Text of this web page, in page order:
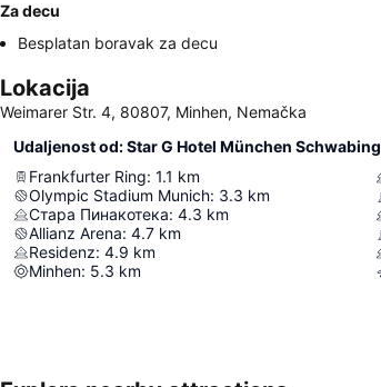
Za decu
Besplatan boravak za decu
Lokacija
Weimarer Str. 4, 80807, Minhen, Nemačka
Udaljenost od: Star G Hotel München Schwabing
Frankfurter Ring: 1.1 km
Olympic Stadium Munich: 3.3 km
Стара Пинакотека: 4.3 km
Allianz Arena: 4.7 km
Residenz: 4.9 km
Minhen: 5.3 km